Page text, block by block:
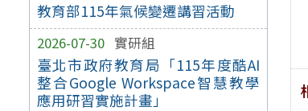
教育部115年氣候變遷講習活動
2026-07-30 實研組
臺北市政府教育局「115年度酷AI
整合Google Workspace智慧教學
應用研習實施計畫」